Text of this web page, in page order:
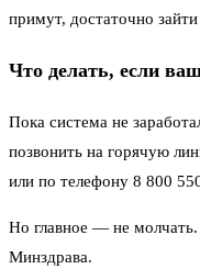
примут, достаточно
Что делать, если
Пока система не
позвонить на горячую
или по телефону 8 800
Но главное — не
Минздрава.